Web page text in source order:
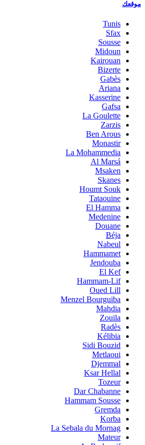
موقعك
Tunis
Sfax
Sousse
Midoun
Kairouan
Bizerte
Gabès
Ariana
Kasserine
Gafsa
La Goulette
Zarzis
Ben Arous
Monastir
La Mohammedia
Al Marsá
Msaken
Skanes
Houmt Souk
Tataouine
El Hamma
Medenine
Douane
Béja
Nabeul
Hammamet
Jendouba
El Kef
Hammam-Lif
Oued Lill
Menzel Bourguiba
Mahdia
Zouila
Radès
Kélibia
Sidi Bouzid
Metlaoui
Djemmal
Ksar Hellal
Tozeur
Dar Chabanne
Hammam Sousse
Gremda
Korba
La Sebala du Mornag
Mateur